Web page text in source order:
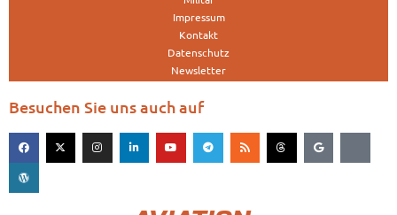
Impressum
Kontakt
Datenschutz
Newsletter
Besuchen Sie uns auch auf